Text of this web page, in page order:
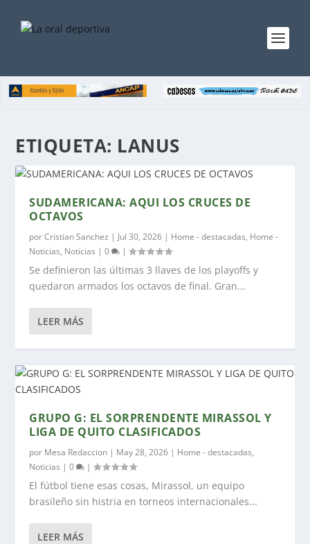
ETIQUETA: LANUS
SUDAMERICANA: AQUI LOS CRUCES DE
OCTAVOS
porCristian Sanchez | Jul 30, 2026 | Home - destacadas, Home -
Noticias, Noticias |0 |
Se definieron las últimas 3 llaves de los playoffs y
quedaron armados los octavos de final. Gran...
LEER MÁS
GRUPO G: EL SORPRENDENTE MIRASSOL Y
LIGA DE QUITO CLASIFICADOS
por Mesa Redaccion | May 28, 2026 | Home - destacadas,
Noticias |0 |
El fútbol tiene esas cosas, Mirassol, un equipo
brasileño sin histria en torneos internacionales...
LEER MÁS